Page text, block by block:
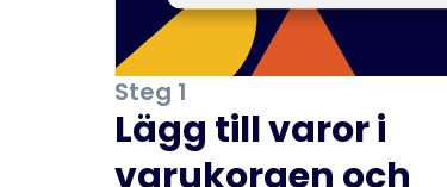
Steg 1
Lägg till varor i
varukorgen och